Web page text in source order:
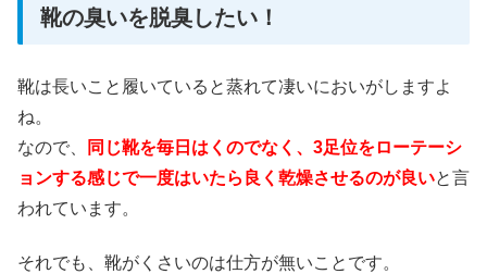
靴の臭いを脱臭したい！
靴は長いこと履いていると蒸れて凄いにおいがしますよ
ね。
なので、
同じ靴を毎日はくのでなく、3足位をローテーシ
ョンする感じで一度はいたら良く乾燥させるのが良いと言
われています。
それでも、靴がくさいのは仕方が無いことです。